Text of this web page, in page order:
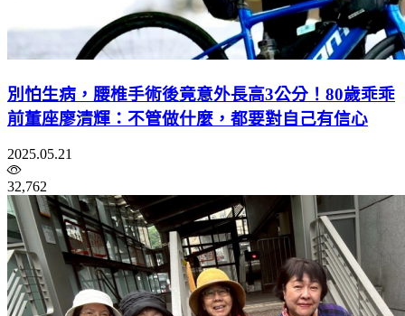
別怕生病，腰椎手術後竟意外長高3公分！80歲乖乖
前董座廖清輝：不管做什麼，都要對自己有信心
2025.05.21
32,762